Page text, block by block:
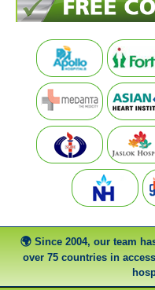
Since 2004, our team
over 75 countries in